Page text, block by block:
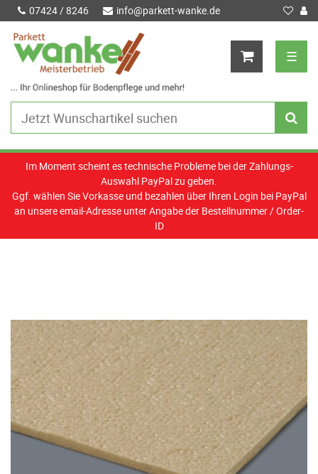
07424 / 8246 info@parkett-wanke.de
☰
Im Moment scheint es technische Probleme bei der Zahlungs-
Auswahl PayPal zu geben.
Ggf. wählen Sie Vorkasse und bezahlen über Ihren Login bei PayPal
an unsere email-Adresse unter Angabe der Bestellnummer / Order-
ID